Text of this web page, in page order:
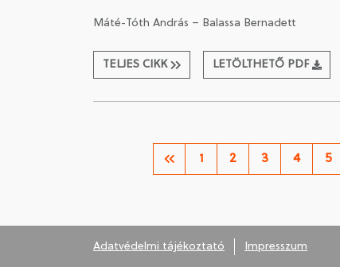
Máté-Tóth András – Balassa Bernadett
TELJES CIKK LETÖLTHETŐ PDF
1 2 3 4 5
Adatvédelmi tájékoztató Impresszum